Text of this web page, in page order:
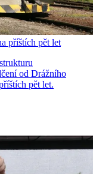
příštích pět let
od Drážního
pět let.